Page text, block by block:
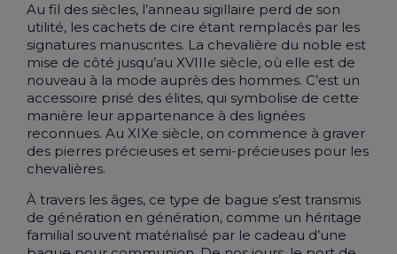
Au fil des siècles, l’anneau sigillaire perd de son
utilité, les cachets de cire étant remplacés par les
signatures manuscrites. La chevalière du noble est
mise de côté jusqu’au XVIIIe siècle, où elle est de
nouveau à la mode auprès des hommes. C’est un
accessoire prisé des élites, qui symbolise de cette
manière leur appartenance à des lignées
reconnues. Au XIXe siècle, on commence à graver
des pierres précieuses et semi-précieuses pour les
chevalières.
À travers les âges, ce type de bague s’est transmis
de génération en génération, comme un héritage
familial souvent matérialisé par le cadeau d’une